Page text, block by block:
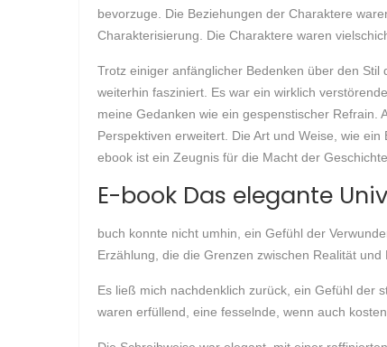
bevorzuge. Die Beziehungen der Charaktere
Charakterisierung. Die Charaktere waren
Trotz einiger anfänglicher Bedenken über den
weiterhin fasziniert. Es war ein wirklich
meine Gedanken wie ein gespenstischer
Perspektiven erweitert. Die Art und Weise, wie
ebook ist ein Zeugnis für die Macht der
E-book Das elegante
buch konnte nicht umhin, ein Gefühl der
Erzählung, die die Grenzen zwischen Realität
Es ließ mich nachdenklich zurück, ein Gefühl der
waren erfüllend, eine fesselnde, wenn auch